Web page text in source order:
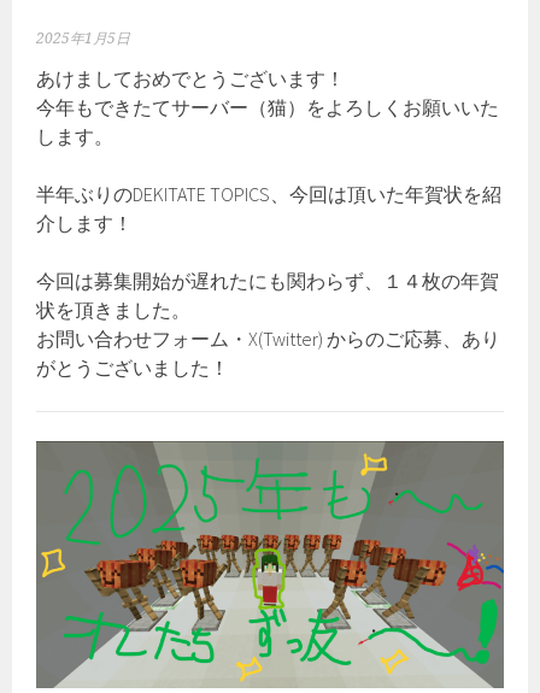
2025年1月5日
あけましておめでとうございます！
今年もできたてサーバー（猫）をよろしくお願いいた
します。
半年ぶりのDEKITATE TOPICS、今回は頂いた年賀状を紹
介します！
今回は募集開始が遅れたにも関わらず、１４枚の年賀
状を頂きました‍。
お問い合わせフォーム・X(Twitter) からのご応募、あり
がとうございました！